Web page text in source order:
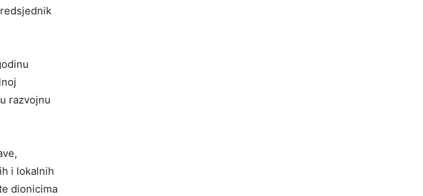
razvojnu
i lokalnih
dionicima